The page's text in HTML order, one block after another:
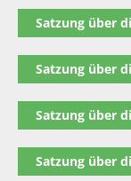
Satzung über
Satzung über
Satzung über
Satzung über